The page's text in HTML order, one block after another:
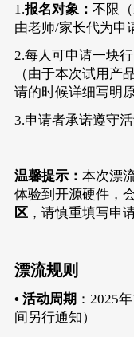
1.报名对象： 不限
由老师/家长代为申
2.每人可申请一块
（由于本次试用产
请的时候详细写明
3.申请者承诺遵守活
温馨提示： 本次漂
体验到开源硬件，
区，请慎重填写申请
漂流规则
• 活动周期 ：2025
间另行通知）